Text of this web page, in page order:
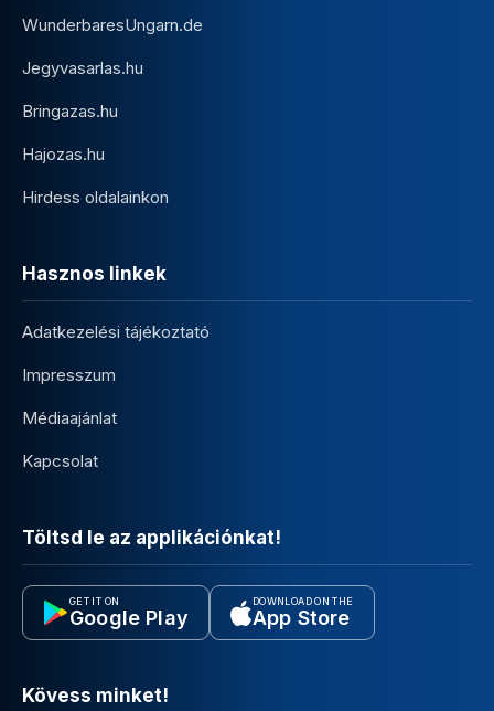
WunderbaresUngarn.de
Jegyvasarlas.hu
Bringazas.hu
Hajozas.hu
Hirdess oldalainkon
Hasznos linkek
Adatkezelési tájékoztató
Impresszum
Médiaajánlat
Kapcsolat
Töltsd le az applikációnkat!
GET IT ON
Google Play
DOWNLOAD ON THE
App Store
Kövess minket!